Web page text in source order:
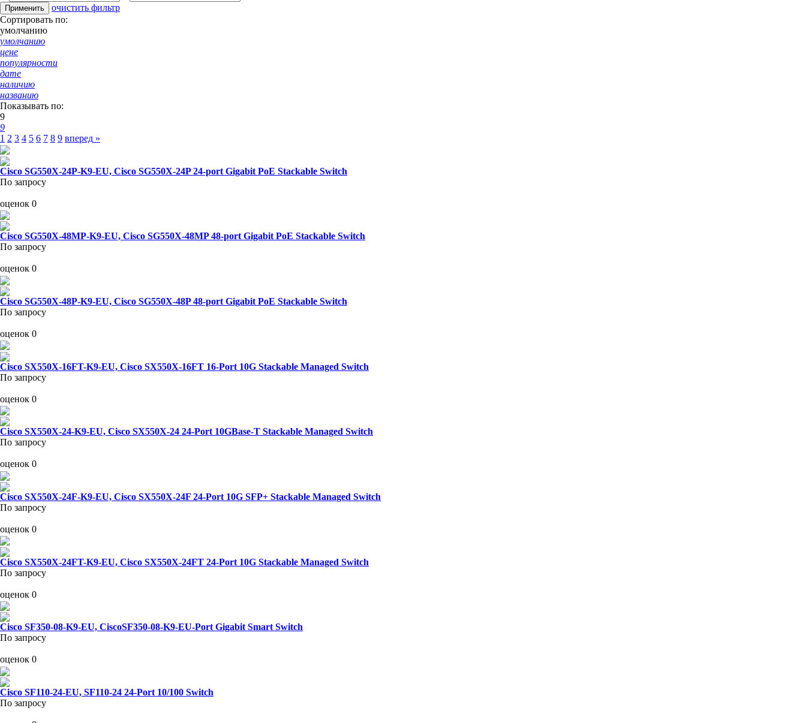
очистить фильтр
Сортировать по:
умолчанию
умолчанию
цене
популярности
дате
наличию
названию
Показывать по:
9
9
1 2 3 4 5 6 7 8 9 вперед »
Cisco SG550X-24P-K9-EU, Cisco SG550X-24P 24-port Gigabit PoE Stackable Switch
По запросу
оценок 0
Cisco SG550X-48MP-K9-EU, Cisco SG550X-48MP 48-port Gigabit PoE Stackable Switch
По запросу
оценок 0
Cisco SG550X-48P-K9-EU, Cisco SG550X-48P 48-port Gigabit PoE Stackable Switch
По запросу
оценок 0
Cisco SX550X-16FT-K9-EU, Cisco SX550X-16FT 16-Port 10G Stackable Managed Switch
По запросу
оценок 0
Cisco SX550X-24-K9-EU, Cisco SX550X-24 24-Port 10GBase-T Stackable Managed Switch
По запросу
оценок 0
Cisco SX550X-24F-K9-EU, Cisco SX550X-24F 24-Port 10G SFP+ Stackable Managed Switch
По запросу
оценок 0
Cisco SX550X-24FT-K9-EU, Cisco SX550X-24FT 24-Port 10G Stackable Managed Switch
По запросу
оценок 0
Cisco SF350-08-K9-EU, CiscoSF350-08-K9-EU-Port Gigabit Smart Switch
По запросу
оценок 0
Cisco SF110-24-EU, SF110-24 24-Port 10/100 Switch
По запросу